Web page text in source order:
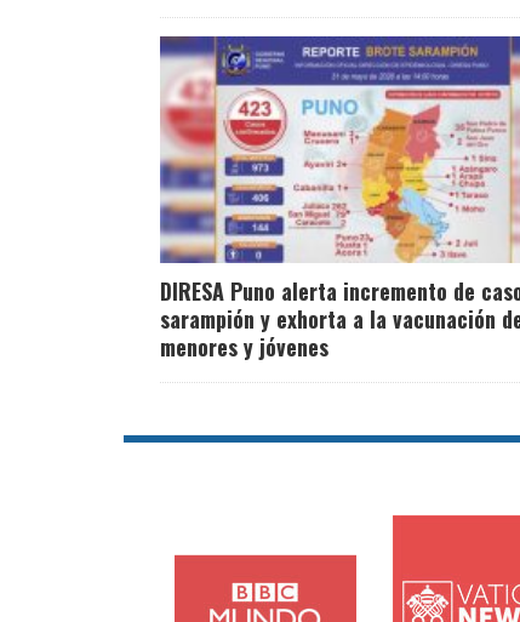
DIRESA Puno alerta incremento de
sarampión y exhorta a la vacunación
menores y jóvenes